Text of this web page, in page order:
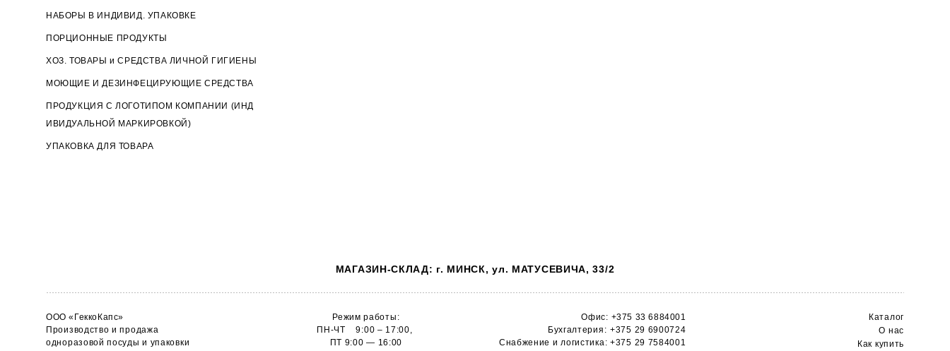
НАБОРЫ В ИНДИВИД. УПАКОВКЕ
ПОРЦИОННЫЕ ПРОДУКТЫ
ХОЗ. ТОВАРЫ и СРЕДСТВА ЛИЧНОЙ ГИГИЕНЫ
МОЮЩИЕ И ДЕЗИНФЕЦИРУЮЩИЕ СРЕДСТВА
ПРОДУКЦИЯ С ЛОГОТИПОМ КОМПАНИИ (ИНД
ИВИДУАЛЬНОЙ МАРКИРОВКОЙ)
УПАКОВКА ДЛЯ ТОВАРА
МАГАЗИН-СКЛАД: г. МИНСК, ул. МАТУСЕВИЧА, 33/2
ООО «ГеккоКапс»
Производство и продажа
одноразовой посуды и упаковки
Режим работы:
ПН-ЧТ 9:00 – 17:00,
ПТ 9:00 — 16:00
Офис: +375 33 6884001
Бухгалтерия: +375 29 6900724
Снабжение и логистика: +375 29 7584001
Каталог
О нас
Как купить